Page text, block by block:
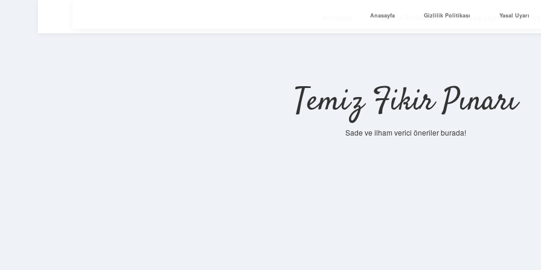
Gizlilik Politikası Yasal Uyarı
Temiz Fikir Pınarı
Sade ve ilham verici öneriler burada!
Anasayfa Gizlilik Politikası Yasal Uyarı